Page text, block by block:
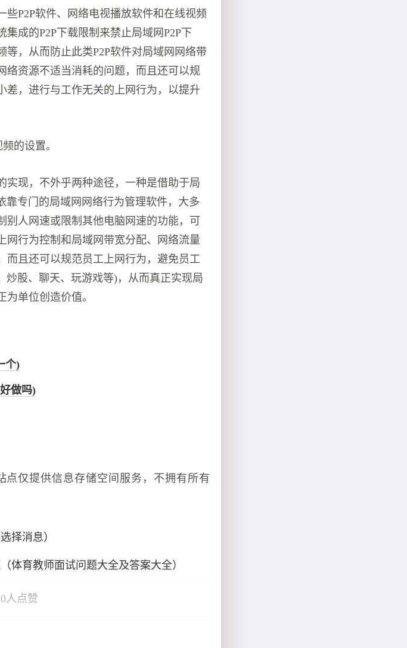
P2P软件、网络电视播放软件和在线视频
成的P2P下载限制来禁止局域网P2P下
，从而防止此类P2P软件对局域网网络带
络资源不适当消耗的问题，而且还可以规
差，进行与工作无关的上网行为，以提升
的设置。
实现，不外乎两种途径，一种是借助于局
专门的局域网网络行为管理软件，大多
人网速或限制其他电脑网速的功能，可
网行为控制和局域网带宽分配、网络流量
而且还可以规范员工上网行为，避免员工
炒股、聊天、玩游戏等)，从而真正实现局
单位创造价值。
个)
做吗)
点仅提供信息存储空间服务，不拥有所有
择消息）
体育教师面试问题大全及答案大全）
0人点赞